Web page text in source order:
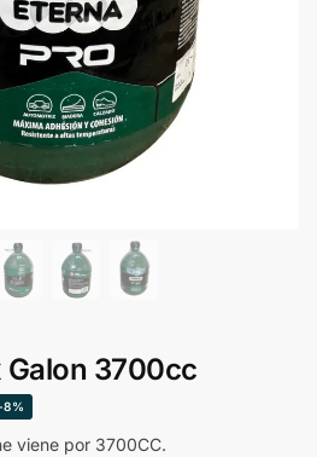
Galon 3700cc
8%
viene por 3700CC.